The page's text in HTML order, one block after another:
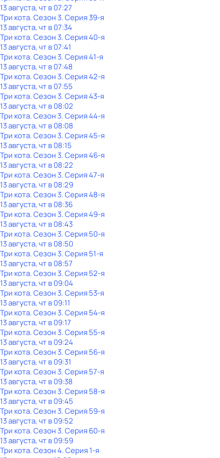
13 августа, чт в 07:27
Три кота. Сезон 3. Серия 39-я
13 августа, чт в 07:34
Три кота. Сезон 3. Серия 40-я
13 августа, чт в 07:41
Три кота. Сезон 3. Серия 41-я
13 августа, чт в 07:48
Три кота. Сезон 3. Серия 42-я
13 августа, чт в 07:55
Три кота. Сезон 3. Серия 43-я
13 августа, чт в 08:02
Три кота. Сезон 3. Серия 44-я
13 августа, чт в 08:08
Три кота. Сезон 3. Серия 45-я
13 августа, чт в 08:15
Три кота. Сезон 3. Серия 46-я
13 августа, чт в 08:22
Три кота. Сезон 3. Серия 47-я
13 августа, чт в 08:29
Три кота. Сезон 3. Серия 48-я
13 августа, чт в 08:36
Три кота. Сезон 3. Серия 49-я
13 августа, чт в 08:43
Три кота. Сезон 3. Серия 50-я
13 августа, чт в 08:50
Три кота. Сезон 3. Серия 51-я
13 августа, чт в 08:57
Три кота. Сезон 3. Серия 52-я
13 августа, чт в 09:04
Три кота. Сезон 3. Серия 53-я
13 августа, чт в 09:11
Три кота. Сезон 3. Серия 54-я
13 августа, чт в 09:17
Три кота. Сезон 3. Серия 55-я
13 августа, чт в 09:24
Три кота. Сезон 3. Серия 56-я
13 августа, чт в 09:31
Три кота. Сезон 3. Серия 57-я
13 августа, чт в 09:38
Три кота. Сезон 3. Серия 58-я
13 августа, чт в 09:45
Три кота. Сезон 3. Серия 59-я
13 августа, чт в 09:52
Три кота. Сезон 3. Серия 60-я
13 августа, чт в 09:59
Три кота. Сезон 4. Серия 1-я